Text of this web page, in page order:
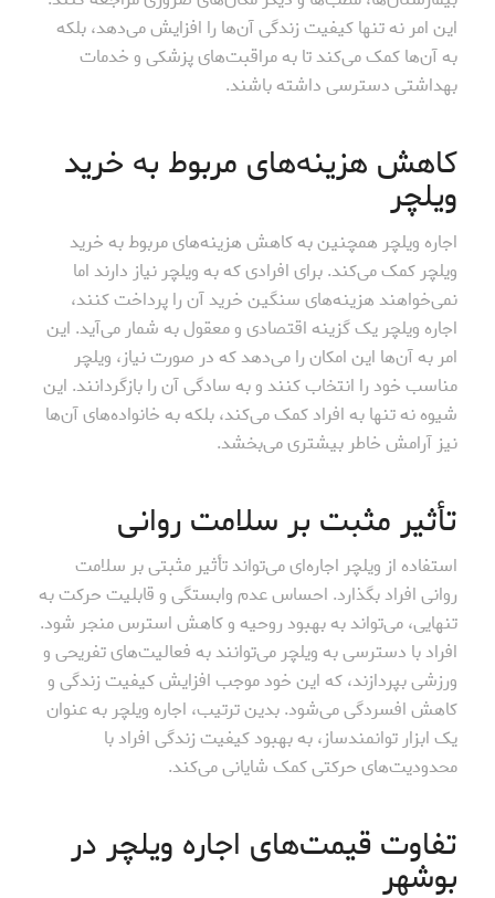
این امر نه تنها کیفیت زندگی آن‌ها را افزایش می‌دهد، بلکه
به آن‌ها کمک می‌کند تا به مراقبت‌های پزشکی و خدمات
بهداشتی دسترسی داشته باشند.
کاهش هزینه‌های مربوط به خرید
ویلچر
اجاره ویلچر همچنین به کاهش هزینه‌های مربوط به خرید
ویلچر کمک می‌کند. برای افرادی که به ویلچر نیاز دارند اما
نمی‌خواهند هزینه‌های سنگین خرید آن را پرداخت کنند،
اجاره ویلچر یک گزینه اقتصادی و معقول به شمار می‌آید. این
امر به آن‌ها این امکان را می‌دهد که در صورت نیاز، ویلچر
مناسب خود را انتخاب کنند و به سادگی آن را بازگردانند. این
شیوه نه تنها به افراد کمک می‌کند، بلکه به خانواده‌های آن‌ها
نیز آرامش خاطر بیشتری می‌بخشد.
تأثیر مثبت بر سلامت روانی
استفاده از ویلچر اجاره‌ای می‌تواند تأثیر مثبتی بر سلامت
روانی افراد بگذارد. احساس عدم وابستگی و قابلیت حرکت به
تنهایی، می‌تواند به بهبود روحیه و کاهش استرس منجر شود.
افراد با دسترسی به ویلچر می‌توانند به فعالیت‌های تفریحی و
ورزشی بپردازند، که این خود موجب افزایش کیفیت زندگی و
کاهش افسردگی می‌شود. بدین ترتیب، اجاره ویلچر به عنوان
یک ابزار توانمندساز، به بهبود کیفیت زندگی افراد با
محدودیت‌های حرکتی کمک شایانی می‌کند.
تفاوت قیمت‌های اجاره ویلچر در
بوشهر